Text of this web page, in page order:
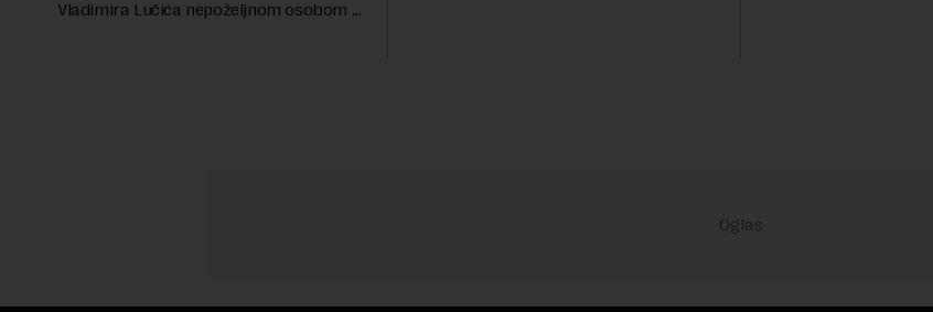
Vladimira Lučića nepoželjnom osobom i